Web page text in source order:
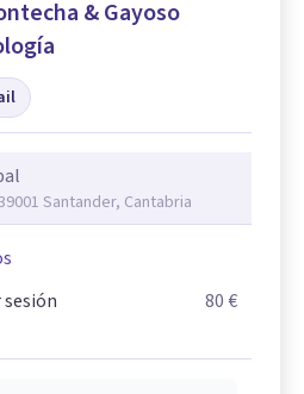
& Gayoso
Santander, Cantabria
80 €